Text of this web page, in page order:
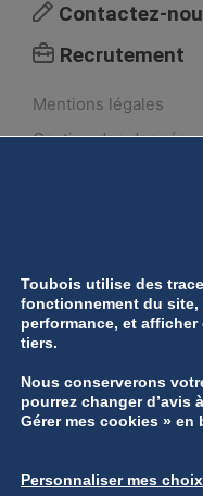
Contactez-
Recrutement
Mentions légales
Gestion des
Réalisation
Toubois utilise des
fonctionnement du site,
performance, et
tiers.
Nous conserverons
pourrez changer d’avis
Gérer mes cookies » en
Personnaliser mes choix